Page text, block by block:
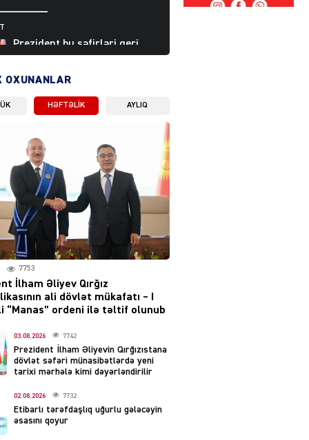
Prezident bu səfirləri geri
çağırdı – Abel
Moskvada güclü partlayış
səsləri eşidildi
07.08.2026 5480
Rusiya-Ukrayna
münaqişəsinin həllində
irəliləyiş var – Tramp
07.08.2026
imzaladı
07.08.2026 5482
Tehran və İrəvandan
“Tramp yolu”na HƏMLƏ –
REAKSİYA
OXUNANLAR
HƏFTƏLIK AYLIQ
7753
İlham Əliyev Qırğız
ali dövlət mükafatı – I
“Manas” ordeni ilə təltif olunub
03.08.2026 7742
Prezident İlham Əliyevin Qırğızıstana
dövlət səfəri münasibətlərdə yeni
tarixi mərhələ kimi dəyərləndirilir
02.08.2026 7732
Etibarlı tərəfdaşlıq uğurlu gələcəyin
əsasını qoyur